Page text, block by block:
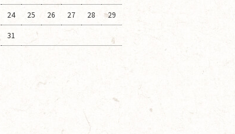
24 25 26 27 28 29
31